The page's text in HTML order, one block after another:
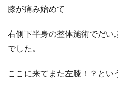
膝が痛み始めて
右側下半身の整体施術でだい
でした。
ここに来てまた左膝！？とい